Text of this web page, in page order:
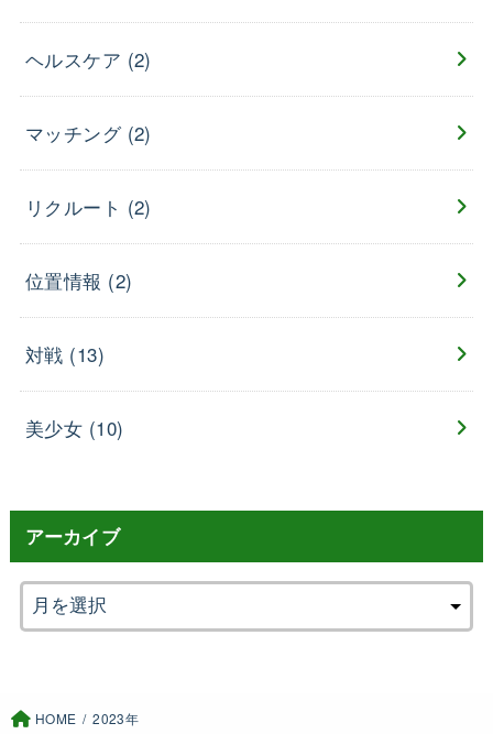
ヘルスケア (2)
マッチング (2)
リクルート (2)
位置情報 (2)
対戦 (13)
美少女 (10)
アーカイブ
HOME 2023年